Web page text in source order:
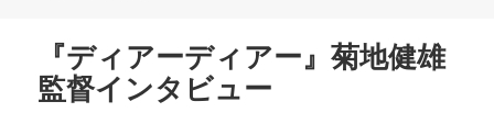
『ディアーディアー』菊地健雄
監督インタビュー